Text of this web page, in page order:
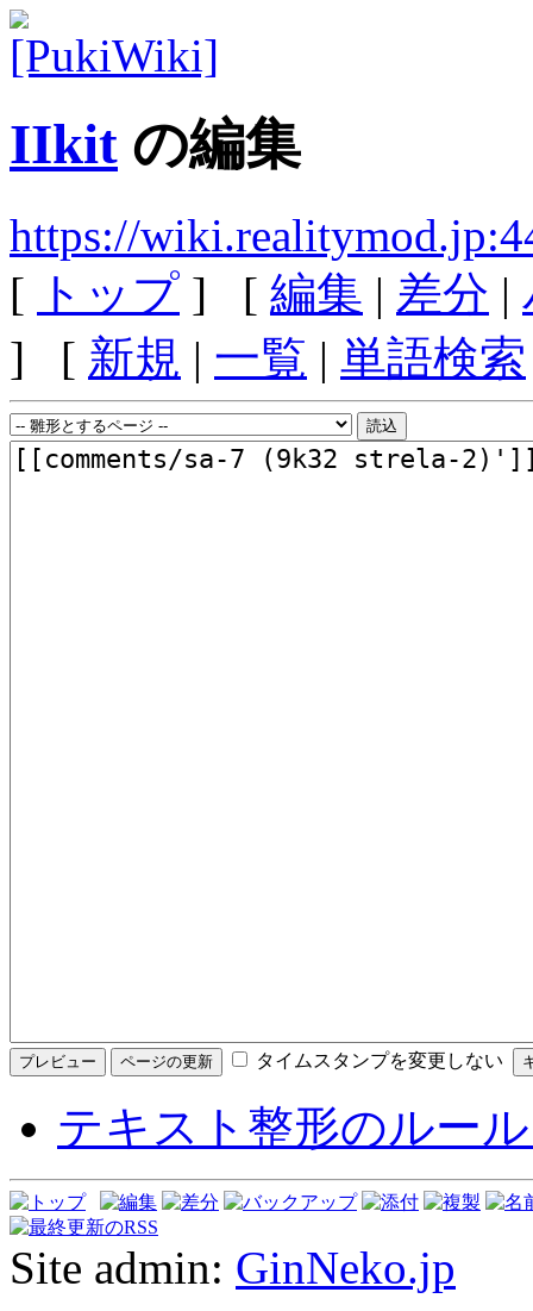
IIkit の編集
https://
[ トップ ] [ 編集 | 差分 |
] [ 新規 | 一覧 | 単語検索
タイムスタンプを変更しない
テキスト整形のルー
Site admin: GinNeko.jp